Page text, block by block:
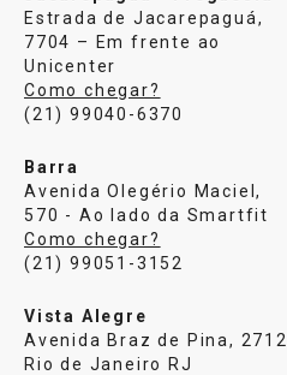
Estrada de Jacarepaguá,
7704 – Em frente ao
Unicenter
Como chegar?
(21) 99040-6370
Barra
Avenida Olegério Maciel,
570 - Ao lado da Smartfit
Como chegar?
(21) 99051-3152
Vista Alegre
Avenida Braz de Pina, 2712
Rio de Janeiro RJ